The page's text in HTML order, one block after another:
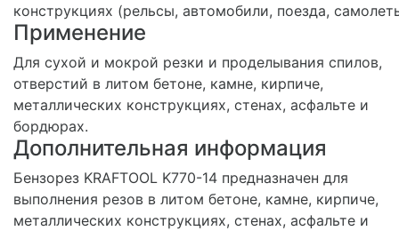
конструкциях (рельсы, автомобили, поезда,
Применение
Для сухой и мокрой резки и проделывания спилов,
отверстий в литом бетоне, камне, кирпиче,
металлических конструкциях, стенах, асфальте и
бордюрах.
Дополнительная информация
Бензорез KRAFTOOL K770-14 предназначен для
выполнения резов в литом бетоне, камне, кирпиче,
металлических конструкциях, стенах, асфальте и